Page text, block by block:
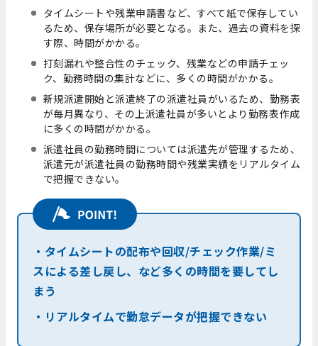
タイムシートや残業申請書など、すべて紙で保存してい
るため、保存場所が必要となる。また、過去の資料を探
す際、時間がかかる。
打刻漏れや整合性のチェック、残業などの申請チェッ
ク、勤務時間の集計などに、多くの時間がかかる。
新規派遣開始と派遣終了の派遣社員がいるため、勤務表
が毎月異なり、その上派遣社員が多いとより勤務表作成
に多くの時間がかかる。
派遣社員の勤務時間については派遣先が管理するため、
派遣元が派遣社員の勤務時間や残業実績をリアルタイム
で把握できない。
・タイムシートの配布や回収/チェック作業/ミ
スによる差し戻し、など多くの時間を要してし
まう
・リアルタイムで勤怠データが把握できない